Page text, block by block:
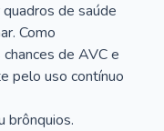
de saúde
Como
de AVC e
pelo uso contínuo
brônquios.